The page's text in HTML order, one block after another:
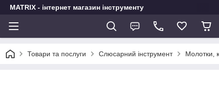
MATRIX - інтернет магазин інструменту
Товари та послуги Слюсарний інструмент Молотки,